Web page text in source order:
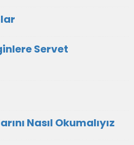
Servet
Nasıl Okumalıyız